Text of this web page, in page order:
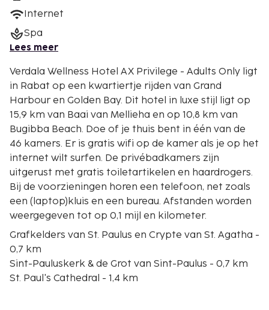
Internet
Spa
Lees meer
Verdala Wellness Hotel AX Privilege - Adults Only ligt
in Rabat op een kwartiertje rijden van Grand
Harbour en Golden Bay. Dit hotel in luxe stijl ligt op
15,9 km van Baai van Mellieha en op 10,8 km van
Bugibba Beach. Doe of je thuis bent in één van de
46 kamers. Er is gratis wifi op de kamer als je op het
internet wilt surfen. De privébadkamers zijn
uitgerust met gratis toiletartikelen en haardrogers.
Bij de voorzieningen horen een telefoon, net zoals
een (laptop)kluis en een bureau. Afstanden worden
weergegeven tot op 0,1 mijl en kilometer.
Grafkelders van St. Paulus en Crypte van St. Agatha -
0,7 km
Sint-Pauluskerk & de Grot van Sint-Paulus - 0,7 km
St. Paul's Cathedral - 1,4 km